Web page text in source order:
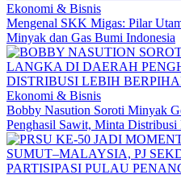
Ekonomi & Bisnis
Mengenal SKK Migas: Pilar
Minyak dan Gas Bumi Indonesia
Ekonomi & Bisnis
Bobby Nasution Soroti Minyak
Penghasil Sawit, Minta